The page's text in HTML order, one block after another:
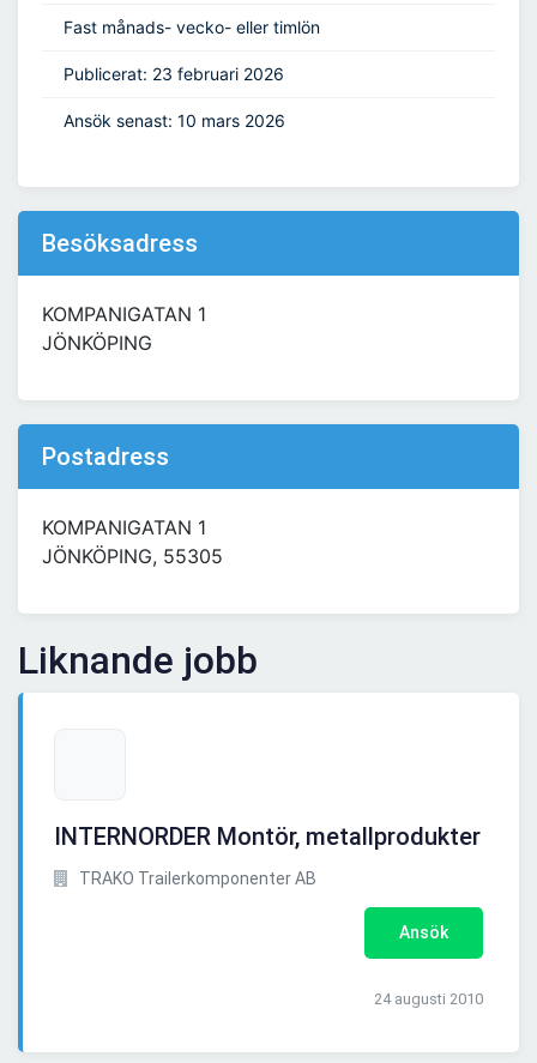
Fast månads- vecko- eller timlön
Publicerat: 23 februari 2026
Ansök senast: 10 mars 2026
Besöksadress
KOMPANIGATAN 1
JÖNKÖPING
Postadress
KOMPANIGATAN 1
JÖNKÖPING, 55305
Liknande jobb
INTERNORDER Montör, metallprodukter
TRAKO Trailerkomponenter AB
Ansök
24 augusti 2010